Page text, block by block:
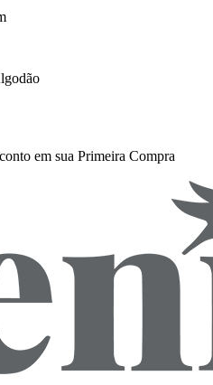
em sua Primeira Compra